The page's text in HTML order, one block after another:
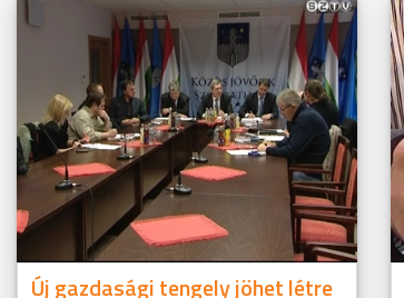
Új gazdasági tengely jöhet létre